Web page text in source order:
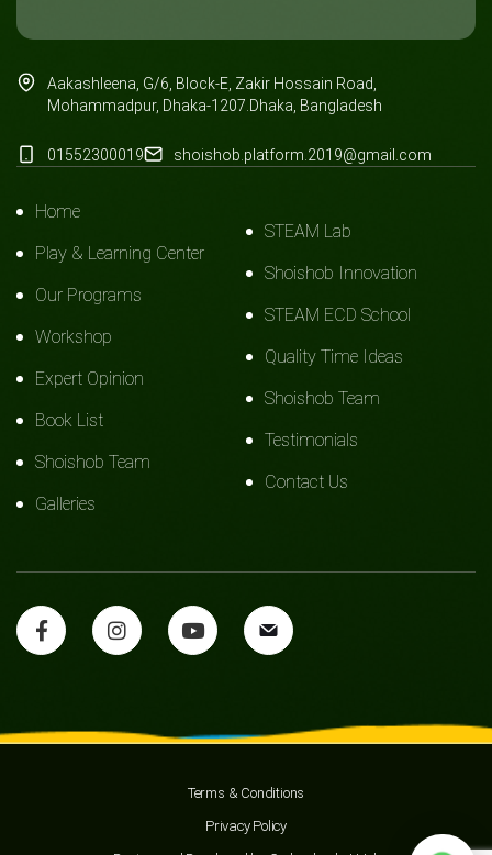
Aakashleena, G/6, Block-E, Zakir Hossain Road,
Mohammadpur, Dhaka-1207.Dhaka, Bangladesh
01552300019 shoishob.platform.2019@gmail.com
Home
Play & Learning Center
Our Programs
Workshop
Expert Opinion
Book List
Shoishob Team
Galleries
STEAM Lab
Shoishob Innovation
STEAM ECD School
Quality Time Ideas
Shoishob Team
Testimonials
Contact Us
Terms & Conditions
Privacy Policy